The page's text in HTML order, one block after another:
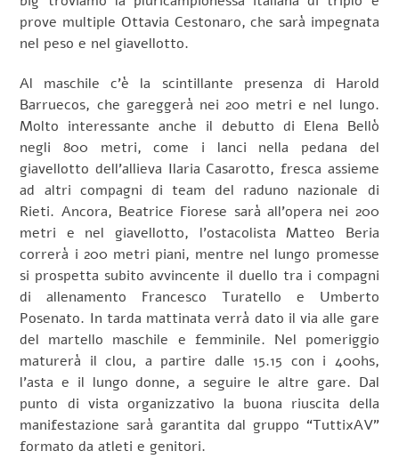
prove multiple Ottavia Cestonaro, che sarà impegnata
nel peso e nel giavellotto.
Al maschile c’è la scintillante presenza di Harold
Barruecos, che gareggerà nei 200 metri e nel lungo.
Molto interessante anche il debutto di Elena Bellò
negli 800 metri, come i lanci nella pedana del
giavellotto dell’allieva Ilaria Casarotto, fresca assieme
ad altri compagni di team del raduno nazionale di
Rieti. Ancora, Beatrice Fiorese sarà all’opera nei 200
metri e nel giavellotto, l’ostacolista Matteo Beria
correrà i 200 metri piani, mentre nel lungo promesse
si prospetta subito avvincente il duello tra i compagni
di allenamento Francesco Turatello e Umberto
Posenato. In tarda mattinata verrà dato il via alle gare
del martello maschile e femminile. Nel pomeriggio
maturerà il clou, a partire dalle 15.15 con i 400hs,
l’asta e il lungo donne, a seguire le altre gare. Dal
punto di vista organizzativo la buona riuscita della
manifestazione sarà garantita dal gruppo “TuttixAV”
formato da atleti e genitori.